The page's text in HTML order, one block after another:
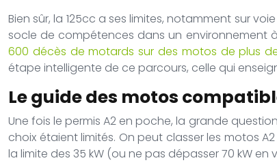
Bien sûr, la 125cc a ses limites, notamment sur
socle de compétences dans un environnement
600 décès de motards sur des motos de plus
étape intelligente de ce parcours, celle qui
Le guide des motos
Une fois le permis A2 en poche, la grande
choix étaient limités. On peut classer les motos
la limite des 35 kW (ou ne pas dépasser 70 kW